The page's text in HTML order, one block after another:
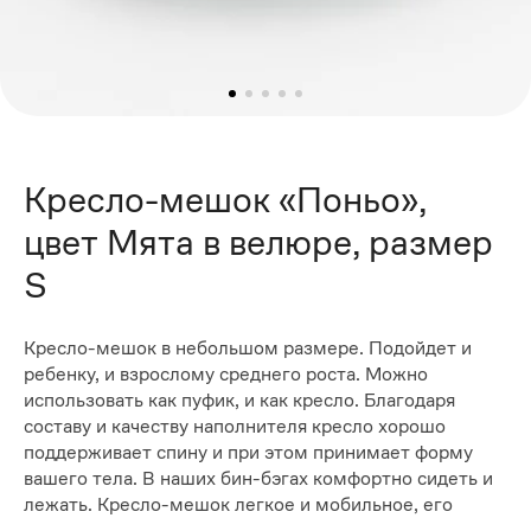
Кресло-мешок «Поньо»,
цвет Мята в велюре, размер
S
Кресло-мешок в небольшом размере. Подойдет и
ребенку, и взрослому среднего роста. Можно
использовать как пуфик, и как кресло. Благодаря
составу и качеству наполнителя кресло хорошо
поддерживает спину и при этом принимает форму
вашего тела. В наших бин-бэгах комфортно сидеть и
лежать. Кресло-мешок легкое и мобильное, его